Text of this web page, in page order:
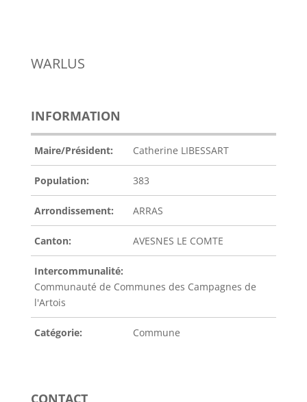
WARLUS
INFORMATION
Maire/Président: Catherine LIBESSART
Population: 383
Arrondissement: ARRAS
Canton: AVESNES LE COMTE
Intercommunalité:
Communauté de Communes des Campagnes de
l'Artois
Catégorie: Commune
CONTACT